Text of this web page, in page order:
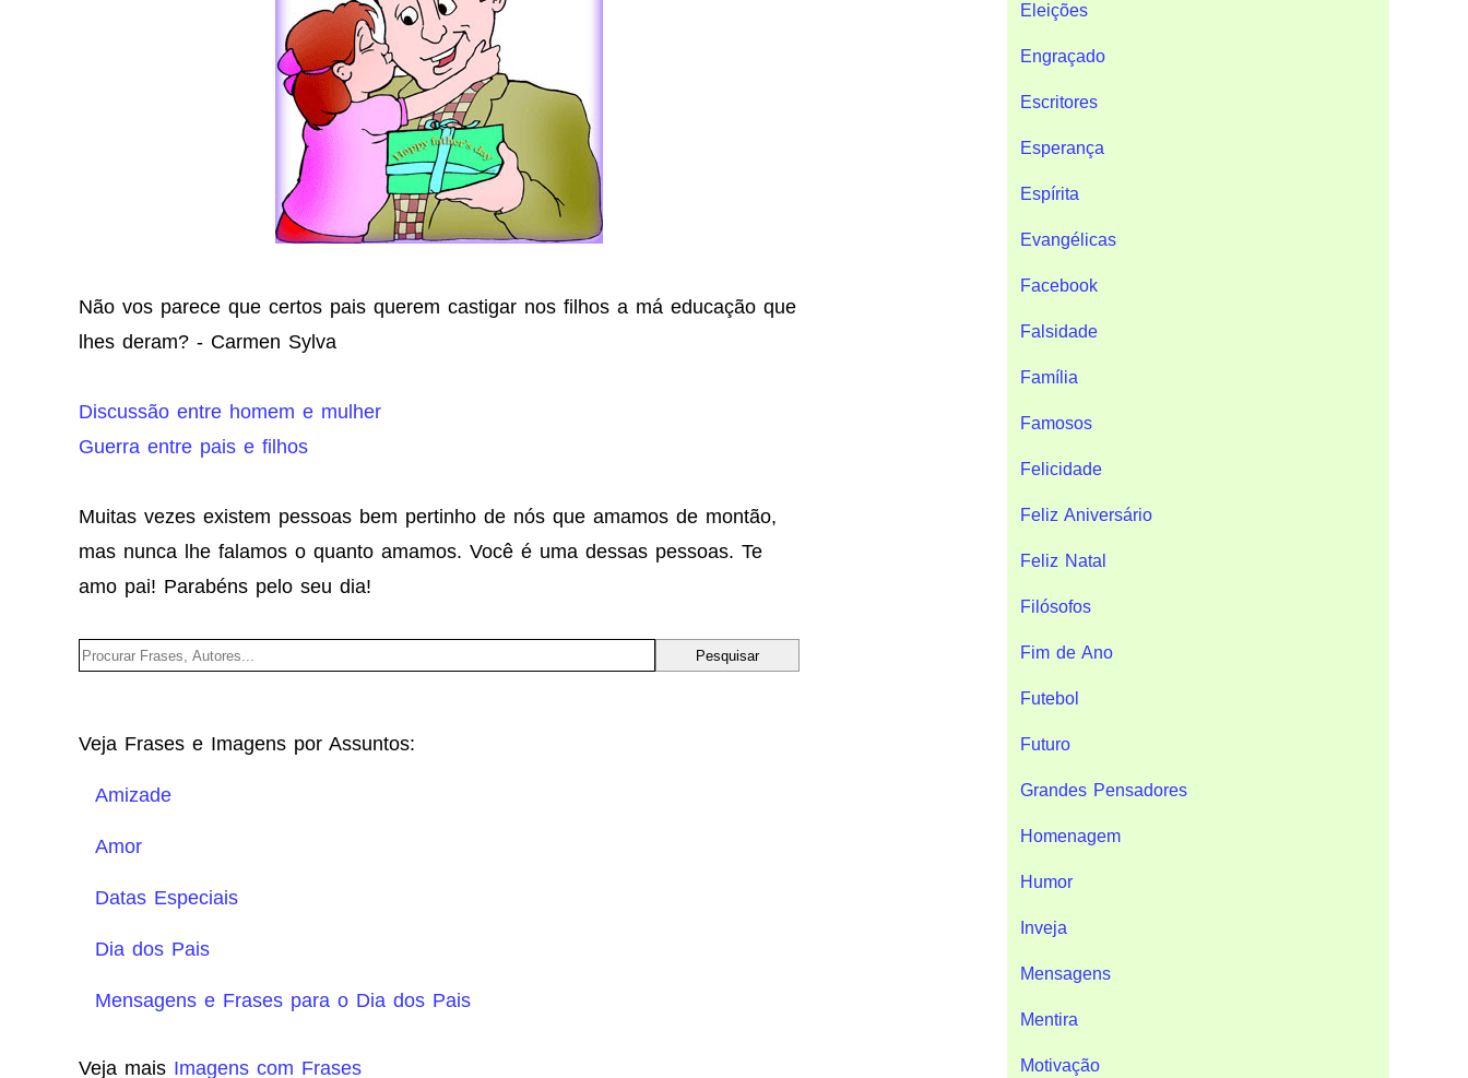
Não vos parece que certos pais querem castigar nos filhos a má educação que
lhes deram? - Carmen Sylva
Discussão entre homem e mulher
Guerra entre pais e filhos
Muitas vezes existem pessoas bem pertinho de nós que amamos de montão,
mas nunca lhe falamos o quanto amamos. Você é uma dessas pessoas. Te
amo pai! Parabéns pelo seu dia!
Veja Frases e Imagens por Assuntos:
Amizade
Amor
Datas Especiais
Dia dos Pais
Mensagens e Frases para o Dia dos Pais
Veja mais Imagens com Frases
Eleições
Engraçado
Escritores
Esperança
Espírita
Evangélicas
Facebook
Falsidade
Família
Famosos
Felicidade
Feliz Aniversário
Feliz Natal
Filósofos
Fim de Ano
Futebol
Futuro
Grandes Pensadores
Homenagem
Humor
Inveja
Mensagens
Mentira
Motivação